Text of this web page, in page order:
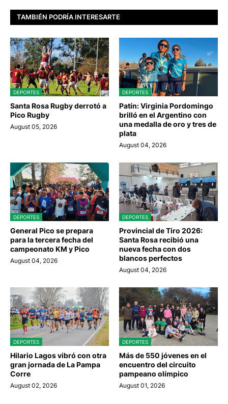
TAMBIÉN PODRÍA INTERESARTE
DEPORTES
Santa Rosa Rugby derrotó a
Pico Rugby
August 05, 2026
DEPORTES
Patín: Virginia Pordomingo
brilló en el Argentino con
una medalla de oro y tres de
plata
August 04, 2026
DEPORTES
General Pico se prepara
para la tercera fecha del
campeonato KM y Pico
August 04, 2026
DEPORTES
Provincial de Tiro 2026:
Santa Rosa recibió una
nueva fecha con dos
blancos perfectos
August 04, 2026
DEPORTES
Hilario Lagos vibró con otra
gran jornada de La Pampa
Corre
August 02, 2026
DEPORTES
Más de 550 jóvenes en el
encuentro del circuito
pampeano olímpico
August 01, 2026